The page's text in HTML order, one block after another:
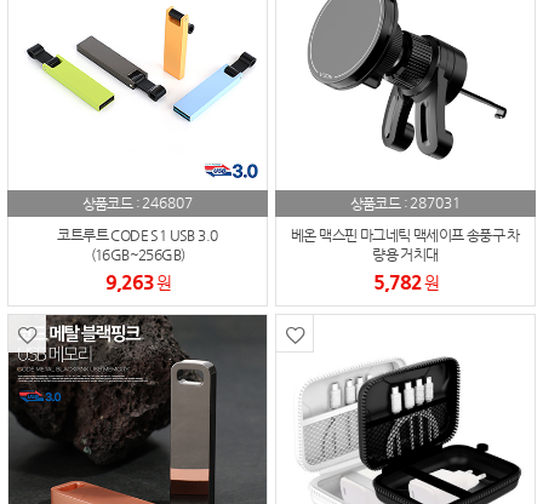
상품코드 :246807
코트루트 CODE S1 USB 3.0
(16GB~256GB)
9,263원
상품코드 :287031
베온 맥스핀 마그네틱 맥세이프 송풍구 차
량용 거치대
5,782원